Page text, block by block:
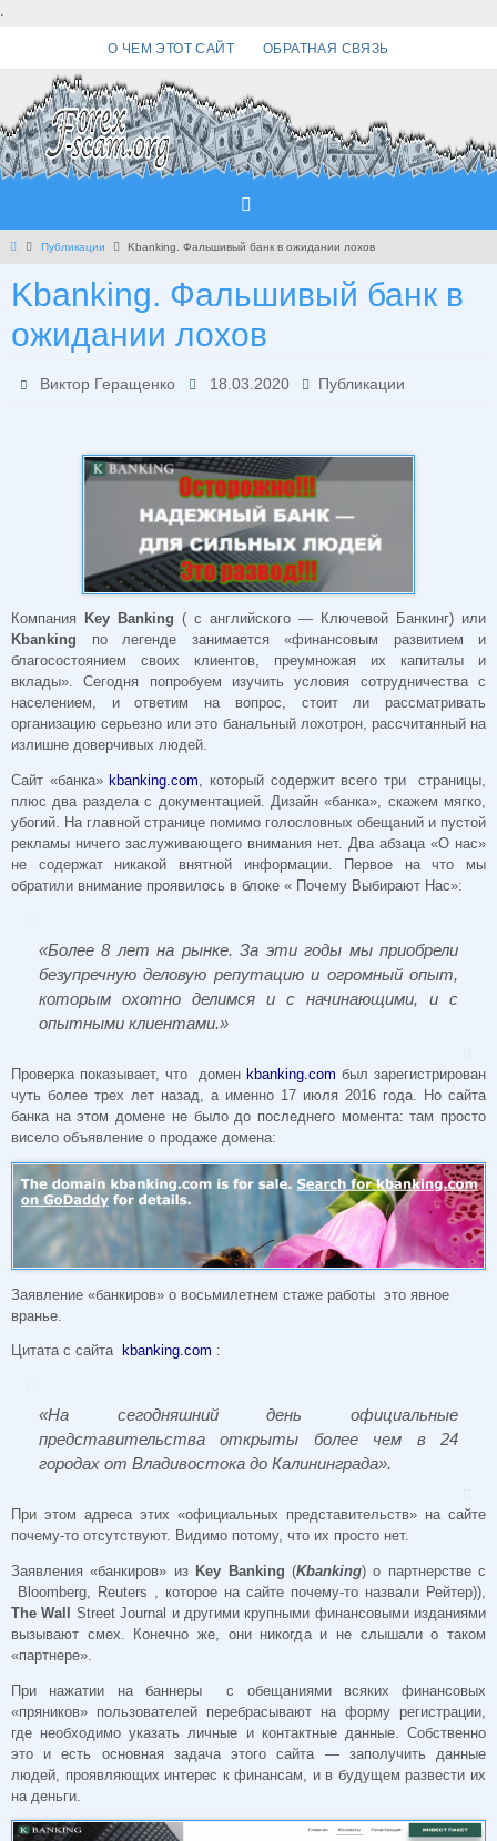
.
О ЧЕМ ЭТОТ САЙТ ОБРАТНАЯ СВЯЗЬ
Главная
Публикации Kbanking. Фальшивый банк в ожидании лохов
Kbanking. Фальшивый банк в
ожидании лохов
Виктор Геращенко 18.03.2020 Публикации
Компания Key Banking ( с английского — Ключевой Банкинг) или
Kbanking по легенде занимается «финансовым развитием и
благосостоянием своих клиентов, преумножая их капиталы и
вклады». Сегодня попробуем изучить условия сотрудничества с
населением, и ответим на вопрос, стоит ли рассматривать
организацию серьезно или это банальный лохотрон, рассчитанный на
излишне доверчивых людей.
Сайт «банка» kbanking.com, который содержит всего три страницы,
плюс два раздела с документацией. Дизайн «банка», скажем мягко,
убогий. На главной странице помимо голословных обещаний и пустой
рекламы ничего заслуживающего внимания нет. Два абзаца «О нас»
не содержат никакой внятной информации. Первое на что мы
обратили внимание проявилось в блоке « Почему Выбирают Нас»:
«Более 8 лет на рынке. За эти годы мы приобрели
безупречную деловую репутацию и огромный опыт,
которым охотно делимся и с начинающими, и с
опытными клиентами.»
Проверка показывает, что домен kbanking.com был зарегистрирован
чуть более трех лет назад, а именно 17 июля 2016 года. Но сайта
банка на этом домене не было до последнего момента: там просто
висело объявление о продаже домена:
Заявление «банкиров» о восьмилетнем стаже работы это явное
вранье.
Цитата с сайта kbanking.com :
«На сегодняшний день официальные
представительства открыты более чем в 24
городах от Владивостока до Калининграда».
При этом адреса этих «официальных представительств» на сайте
почему-то отсутствуют. Видимо потому, что их просто нет.
Заявления «банкиров» из Key Banking (Kbanking) о партнерстве с
Bloomberg
Reuters
, которое на сайте почему-то назвали Рейтер)),
The Wall
Street Journal и другими крупными финансовыми изданиями
вызывают смех. Конечно же, они никогда и не слышали о таком
«партнере».
При нажатии на баннеры с обещаниями всяких финансовых
«пряников» пользователей перебрасывают на форму регистрации,
где необходимо указать личные и контактные данные. Собственно
это и есть основная задача этого сайта — заполучить данные
людей, проявляющих интерес к финансам, и в будущем развести их
на деньги.